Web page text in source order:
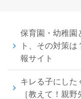
保育園・幼稚園
ト、その対策
報サイト
キレる子にした
［教えて！親野